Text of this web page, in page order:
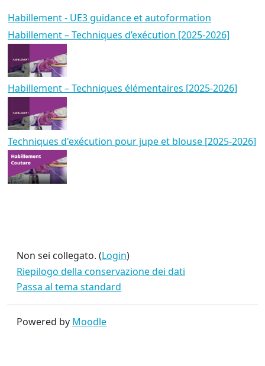
Habillement - UE3 guidance et autoformation
Habillement – Techniques d’exécution [2025-2026]
Habillement – Techniques élémentaires [2025-2026]
Techniques d'exécution pour jupe et blouse [2025-2026]
Non sei collegato. (Login)
Riepilogo della conservazione dei dati
Passa al tema standard
Powered by Moodle